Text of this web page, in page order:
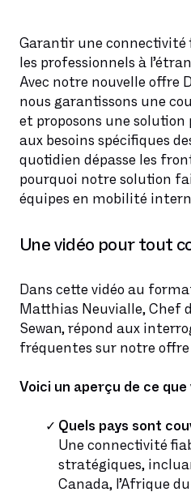
Garantir une
les professionnels à
Avec notre nouvelle offre
nous garantissons une
et proposons une solution
aux besoins spécifiques
quotidien dépasse les
pourquoi notre solution
équipes en mobilité
Une vidéo pour tout
Dans cette vidéo au
Matthias Neuvialle, Chef
Sewan, répond aux
fréquentes sur notre
Voici un aperçu de ce
Quels pays sont
Une connectivité
stratégiques,
Canada, l’Afrique